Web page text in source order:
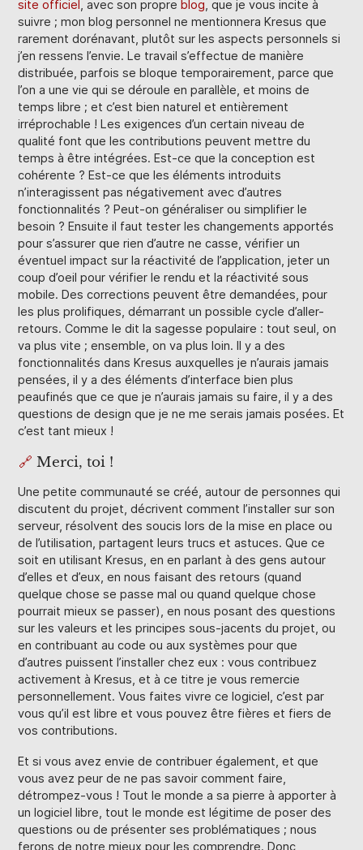
site officiel , avec son propre blog, que je vous incite à
suivre ; mon blog personnel ne mentionnera Kresus que
rarement dorénavant, plutôt sur les aspects personnels si
j’en ressens l’envie. Le travail s’effectue de manière
distribuée, parfois se bloque temporairement, parce que
l’on a une vie qui se déroule en parallèle, et moins de
temps libre ; et c’est bien naturel et entièrement
irréprochable ! Les exigences d’un certain niveau de
qualité font que les contributions peuvent mettre du
temps à être intégrées. Est-ce que la conception est
cohérente ? Est-ce que les éléments introduits
n’interagissent pas négativement avec d’autres
fonctionnalités ? Peut-on généraliser ou simplifier le
besoin ? Ensuite il faut tester les changements apportés
pour s’assurer que rien d’autre ne casse, vérifier un
éventuel impact sur la réactivité de l’application, jeter un
coup d’oeil pour vérifier le rendu et la réactivité sous
mobile. Des corrections peuvent être demandées, pour
les plus prolifiques, démarrant un possible cycle d’aller-
retours. Comme le dit la sagesse populaire : tout seul, on
va plus vite ; ensemble, on va plus loin. Il y a des
fonctionnalités dans Kresus auxquelles je n’aurais jamais
pensées, il y a des éléments d’interface bien plus
peaufinés que ce que je n’aurais jamais su faire, il y a des
questions de design que je ne me serais jamais posées. Et
c’est tant mieux !
🔗 Merci, toi !
Une petite communauté se créé, autour de personnes qui
discutent du projet, décrivent comment l’installer sur son
serveur, résolvent des soucis lors de la mise en place ou
de l’utilisation, partagent leurs trucs et astuces. Que ce
soit en utilisant Kresus, en en parlant à des gens autour
d’elles et d’eux, en nous faisant des retours (quand
quelque chose se passe mal ou quand quelque chose
pourrait mieux se passer), en nous posant des questions
sur les valeurs et les principes sous-jacents du projet, ou
en contribuant au code ou aux systèmes pour que
d’autres puissent l’installer chez eux : vous contribuez
activement à Kresus, et à ce titre je vous remercie
personnellement. Vous faites vivre ce logiciel, c’est par
vous qu’il est libre et vous pouvez être fières et fiers de
vos contributions.
Et si vous avez envie de contribuer également, et que
vous avez peur de ne pas savoir comment faire,
détrompez-vous ! Tout le monde a sa pierre à apporter à
un logiciel libre, tout le monde est légitime de poser des
questions ou de présenter ses problématiques ; nous
ferons de notre mieux pour les comprendre. Donc